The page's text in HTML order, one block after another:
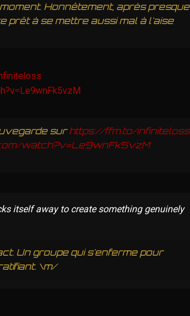
Honnêtement, après presque
prêt à se mettre aussi mal à l'aise
surhttps://ffm.to/infiniteloss
watch?v=Le9wnFk5vzM
itself away to create something genuinely
Un groupe qui s'enferme pour
\m/